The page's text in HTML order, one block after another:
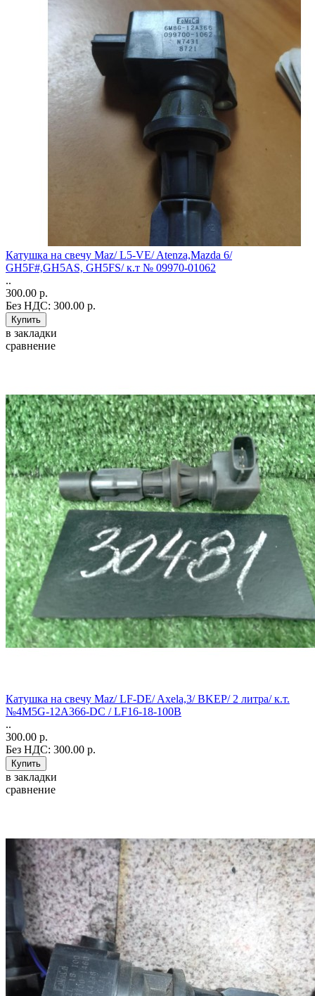
Катушка на свечу Maz/ L5-VE/ Atenza,Mazda 6/
GH5F#,GH5AS, GH5FS/ к.т № 09970-01062
..
300.00 р.
Без НДС: 300.00 р.
в закладки
сравнение
Катушка на свечу Maz/ LF-DE/ Axela,3/ BKEP/ 2 литра/ к.т.
№4M5G-12A366-DC / LF16-18-100B
..
300.00 р.
Без НДС: 300.00 р.
в закладки
сравнение